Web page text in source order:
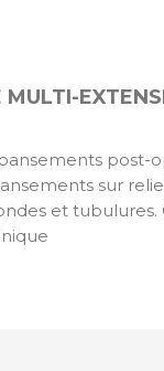
post-
sur
et tubulures.